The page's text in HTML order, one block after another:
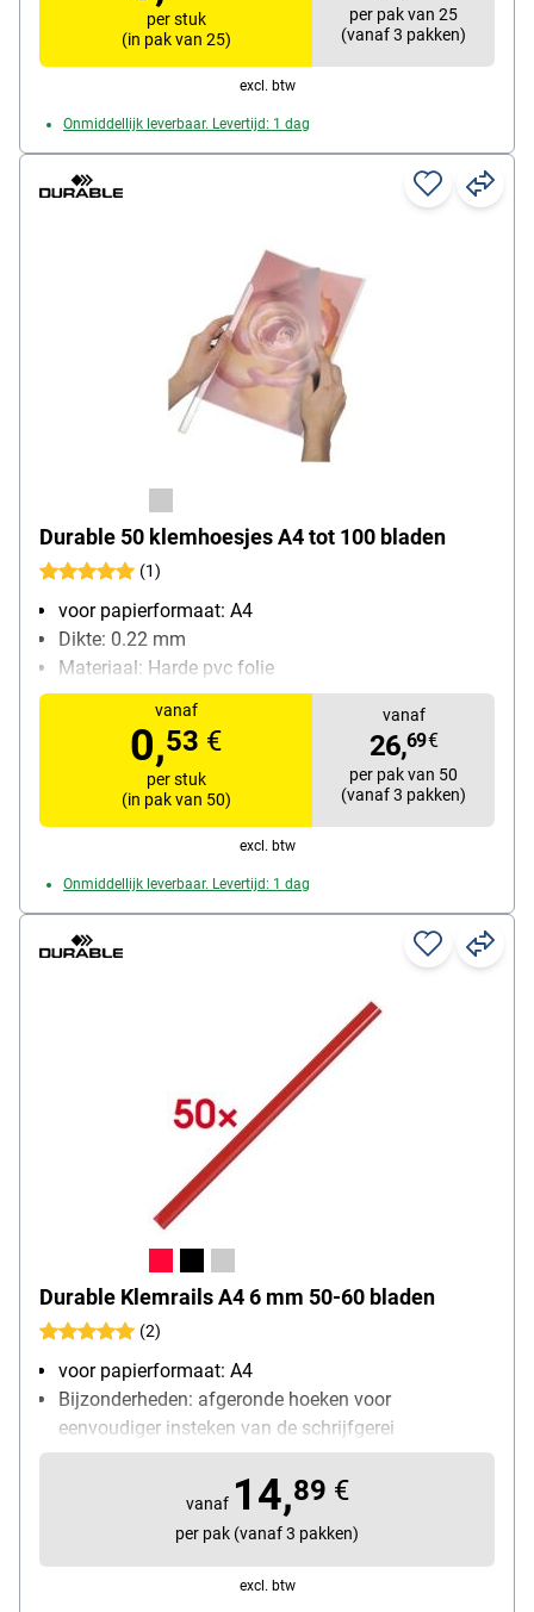
per stuk
(in pak van 25)
per pak van 25
(vanaf 3 pakken)
excl. btw
Onmiddellijk leverbaar. Levertijd: 1 dag
Durable 50 klemhoesjes A4 tot 100 bladen
(1)
voor papierformaat: A4
Dikte: 0.22 mm
Materiaal: Harde pvc folie
inhoud per pak: 50
vanaf
0,53 €
per stuk
(in pak van 50)
vanaf
26,69€
per pak van 50
(vanaf 3 pakken)
excl. btw
Onmiddellijk leverbaar. Levertijd: 1 dag
Durable Klemrails A4 6 mm 50-60 bladen
(2)
voor papierformaat: A4
Bijzonderheden: afgeronde hoeken voor
eenvoudiger insteken van de schrijfgerei
verpakkingshoeveelheid: 50 stuk(s)
vanaf 14,89 €
per pak (vanaf 3 pakken)
excl. btw